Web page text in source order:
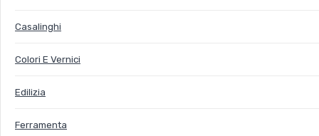
Casalinghi
Colori E Vernici
Edilizia
Ferramenta